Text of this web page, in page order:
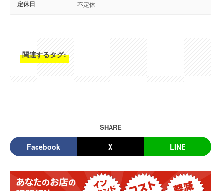
定休日 不定休
関連するタグ:
SHARE
Facebook X LINE